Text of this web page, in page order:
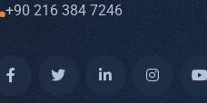
+90 216 384 7246